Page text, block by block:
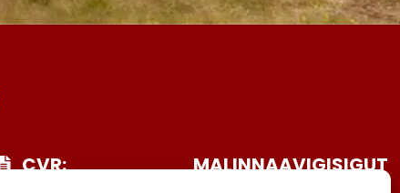
CVR: MALINNAAVIGISIGUT